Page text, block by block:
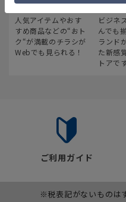
最新のお買い得情報
人気アイテムやおす
すめ商品などの“おト
ク“が満載のチラシが
Webでも見られる！
スー
ビジネ
んでも
ランド
た新感
トアで
ご利用ガイド
※税表記がないものは